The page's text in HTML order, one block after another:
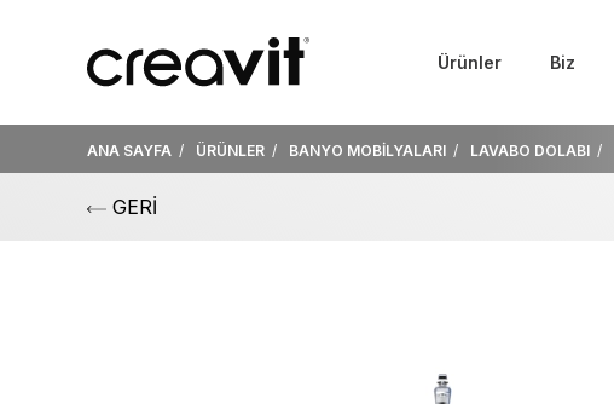
Ürünler Biz
ANA SAYFA ÜRÜNLER BANYO MOBİLYALARI LAVABO DOLABI
GERİ